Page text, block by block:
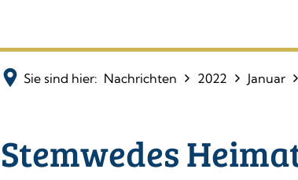
Sie sind hier: Nachrichten 2022 Januar
Stemwedes